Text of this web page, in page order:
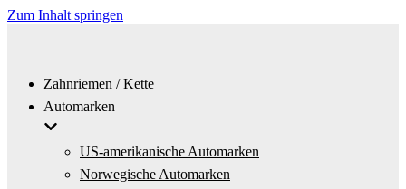
Zum Inhalt springen
Zahnriemen / Kette
Automarken
US-amerikanische Automarken
Norwegische Automarken